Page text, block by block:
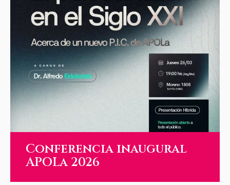
Conferencia inaugural
APOLa 2026